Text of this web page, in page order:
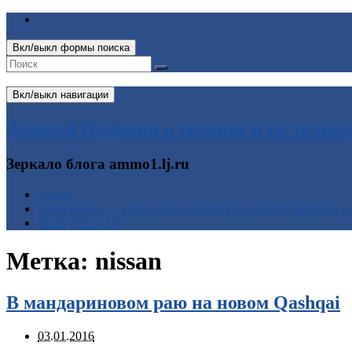
Вкл/выкл формы поиска
Вкл/выкл навигации
Алексей Надёжин о технике и не только
Зеркало блога ammo1.lj.ru
Метка: nissan
В мандариновом раю на новом Qashqai
03.01.2016